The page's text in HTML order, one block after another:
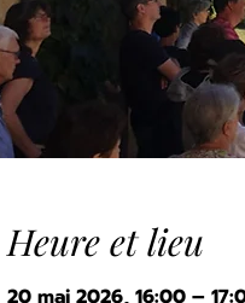
Heure et lieu
20 mai 2026, 16:00 –